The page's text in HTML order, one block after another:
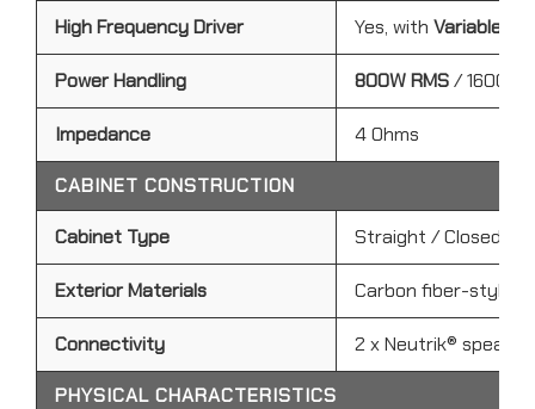
High Frequency Driver Yes, with Variable
Power Handling 800W RMS/ 1600W
Impedance 4 Ohms
CABINET CONSTRUCTION
Cabinet Type Straight / Closed
Exterior Materials Carbon fiber-style
Connectivity 2 x Neutrik®
PHYSICAL CHARACTERISTICS